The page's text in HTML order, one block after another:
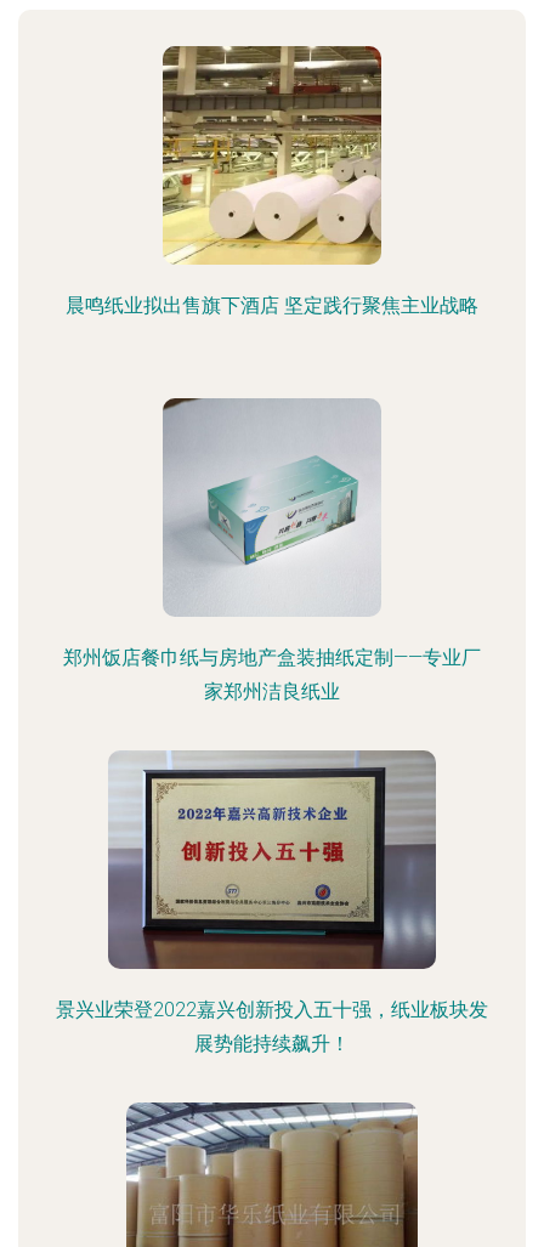
晨鸣纸业拟出售旗下酒店 坚定践行聚焦主业战略
郑州饭店餐巾纸与房地产盒装抽纸定制——专业厂
家郑州洁良纸业
景兴业荣登2022嘉兴创新投入五十强，纸业板块发
展势能持续飙升！